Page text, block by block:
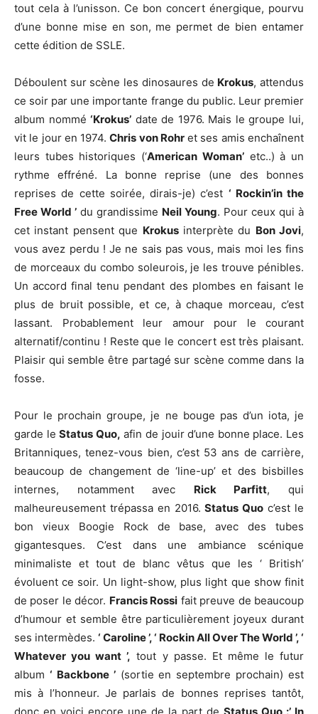
tout cela à l’unisson. Ce bon concert énergique, pourvu
d’une bonne mise en son, me permet de bien entamer
cette édition de SSLE.
Déboulent sur scène les dinosaures de Krokus, attendus
ce soir par une importante frange du public. Leur premier
album nommé‘Krokus’ date de 1976. Mais le groupe lui,
vit le jour en 1974.Chris von Rohret ses amis enchaînent
leurs tubes historiques (‘American Woman’etc..) à un
rythme effréné. La bonne reprise (une des bonnes
reprises de cette soirée, dirais-je) c’est ‘ Rockin’in the
Free World ’ du grandissime Neil Young. Pour ceux qui à
cet instant pensent que Krokusinterprète du Bon Jovi,
vous avez perdu ! Je ne sais pas vous, mais moi les fins
de morceaux du combo soleurois, je les trouve pénibles.
Un accord final tenu pendant des plombes en faisant le
plus de bruit possible, et ce, à chaque morceau, c’est
lassant. Probablement leur amour pour le courant
alternatif/continu ! Reste que le concert est très plaisant.
Plaisir qui semble être partagé sur scène comme dans la
fosse.
Pour le prochain groupe, je ne bouge pas d’un iota, je
garde leStatus Quo, afin de jouir d’une bonne place. Les
Britanniques, tenez-vous bien, c’est 53 ans de carrière,
beaucoup de changement de ‘line-up’ et des bisbilles
internes, notamment avec Rick Parfitt, qui
malheureusement trépassa en 2016.Status Quo c’est le
bon vieux Boogie Rock de base, avec des tubes
gigantesques. C’est dans une ambiance scénique
minimaliste et tout de blanc vêtus que les ‘ British’
évoluent ce soir. Un light-show, plus light que show finit
de poser le décor. Francis Rossi fait preuve de beaucoup
d’humour et semble être particulièrement joyeux durant
ses intermèdes. ‘ Caroline ’, ‘ Rockin All Over The World ’, ‘
Whatever you want ’, tout y passe. Et même le futur
album ‘ Backbone ’(sortie en septembre prochain) est
mis à l’honneur. Je parlais de bonnes reprises tantôt,